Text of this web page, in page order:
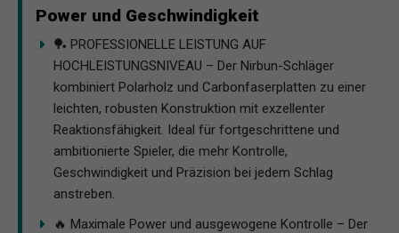
Power und Geschwindigkeit
🏓 PROFESSIONELLE LEISTUNG AUF
HOCHLEISTUNGSNIVEAU – Der Nirbun-Schläger
kombiniert Polarholz und Carbonfaserplatten zu einer
leichten, robusten Konstruktion mit exzellenter
Reaktionsfähigkeit. Ideal für fortgeschrittene und
ambitionierte Spieler, die mehr Kontrolle,
Geschwindigkeit und Präzision bei jedem Schlag
anstreben.
🔥 Maximale Power und ausgewogene Kontrolle – Der